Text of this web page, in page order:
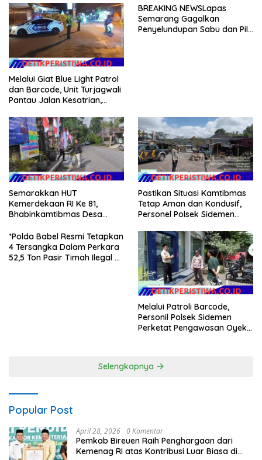
Dikelola Langsung
Pemerintah Pusat
Tangerang Tahun 2026
Melalui Giat Blue Light Patrol
dan Barcode, Unit Turjagwali
Pantau Jalan Kesatrian,
BREAKING NEWSLapas
Semarang Gagalkan
Penyelundupan Sabu dan Pil
Semarakkan HUT
Kemerdekaan RI Ke 81,
Bhabinkamtibmas Desa
Warganya Kibarkan Bendera
Merah Putih
Pastikan Situasi Kamtibmas
Tetap Aman dan Kondusif,
Personel Polsek Sidemen
*Polda Babel Resmi Tetapkan
4 Tersangka Dalam Perkara
52,5 Ton Pasir Timah Ilegal Di
Melalui Patroli Barcode,
Personil Polsek Sidemen
Perketat Pengawasan Oyek
Selengkapnya
Popular Post
April 28, 2026 0 Komentar
Pemkab Bireuen Raih Penghargaan dari
Kemenag RI atas Kontribusi Luar Biasa di